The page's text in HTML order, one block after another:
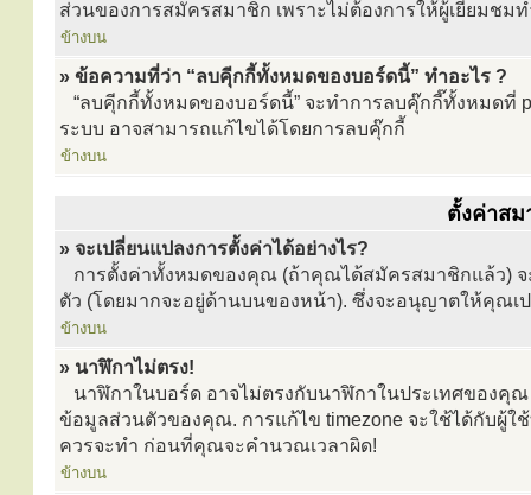
ส่วนของการสมัครสมาชิก เพราะไม่ต้องการให้ผู้เยี่ยมช
ข้างบน
» ข้อความที่ว่า “ลบคุีกกี้ทั้งหมดของบอร์ดนี้” ทำอะไร ?
“ลบคุีกกี้ทั้งหมดของบอร์ดนี้” จะทำการลบคุ๊กกี๊ทั้งหมดที่
ระบบ อาจสามารถแก้ไขได้โดยการลบคุ๊กกี้
ข้างบน
ตั้งค่าสม
» จะเปลี่ยนแปลงการตั้งค่าได้อย่างไร?
การตั้งค่าทั้งหมดของคุณ (ถ้าคุณได้สมัครสมาชิกแล้ว) จ
ตัว (โดยมากจะอยู่ด้านบนของหน้า). ซึ่งจะอนุญาตให้คุณเ
ข้างบน
» นาฬิกาไม่ตรง!
นาฬิกาในบอร์ด อาจไม่ตรงกับนาฬิกาในประเทศของคุณ
ข้อมูลส่วนตัวของคุณ. การแก้ไข timezone จะใช้ได้กับผู้
ควรจะทำ ก่อนที่คุณจะคำนวณเวลาผิด!
ข้างบน